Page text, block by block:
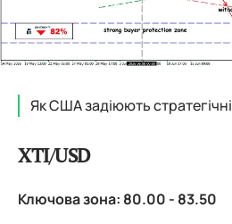
Як США задіюють
XTI/USD
Ключова зона: 80.00 - 83.50